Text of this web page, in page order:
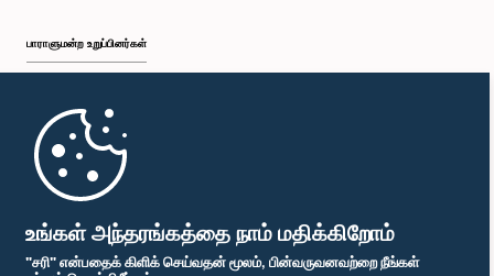
உங்கள் அந்தரங்கத்தை நாம் மதிக்கிறோம்
"சரி" என்பதைக் கிளிக் செய்வதன் மூலம், பின்வருவனவற்றை நீங்கள்
பாராளுமன்ற உறுப்பினர்கள்
முதற்பக்கம்
பாராளுமன்ற கையடக்க செயலி